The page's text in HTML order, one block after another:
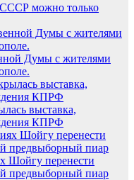
можно только
Думы с жителями
выставка,
КПРФ
Шойгу перенести
предвыборный пиар